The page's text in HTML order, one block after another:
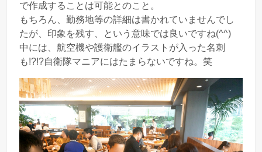
で作成することは可能とのこと。
もちろん、勤務地等の詳細は書かれていませんでし
たが、印象を残す、という意味では良いですね(^^)
中には、航空機や護衛艦のイラストが入った名刺
も!?!?自衛隊マニアにはたまらないですね。笑